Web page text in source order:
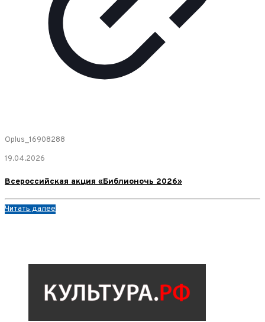
Oplus_16908288
19.04.2026
Всероссийская акция «Библионочь 2026»
Читать далее